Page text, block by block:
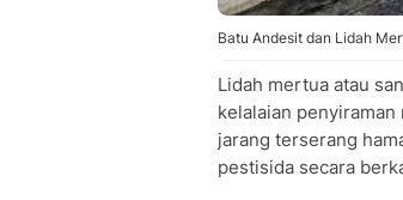
Batu Andesit dan Lidah
Lidah mertua atau
kelalaian
jarang terserang
pestisida secara